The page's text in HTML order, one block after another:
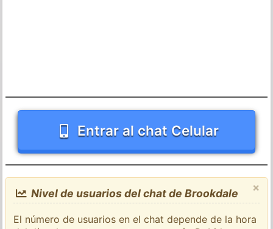
Entrar al chat Celular
×
Nivel de usuarios del chat de Brookdale
El número de usuarios en el chat depende de la hora